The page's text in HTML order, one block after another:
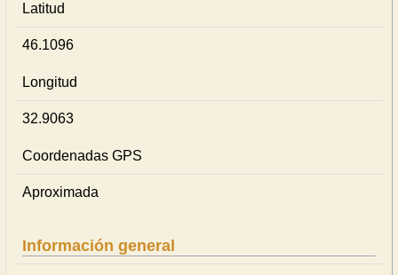
Latitud
46.1096
Longitud
32.9063
Coordenadas GPS
Aproximada
Información general